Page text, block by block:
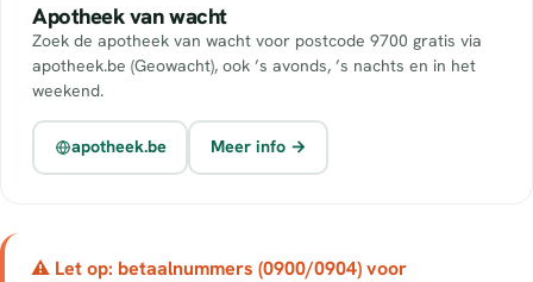
Apotheek van wacht
Zoek de apotheek van wacht voor postcode 9700 gratis via
apotheek.be (Geowacht), ook ’s avonds, ’s nachts en in het
weekend.
apotheek.be Meer info →
⚠ Let op: betaalnummers (0900/0904) voor